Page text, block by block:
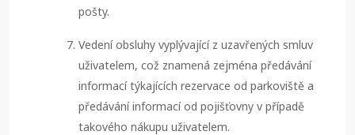
pošty.
Vedení obsluhy vyplývající z uzavřených smluv
uživatelem, což znamená zejména předávání
informací týkajících rezervace od parkoviště a
předávání informací od pojišťovny v případě
takového nákupu uživatelem.